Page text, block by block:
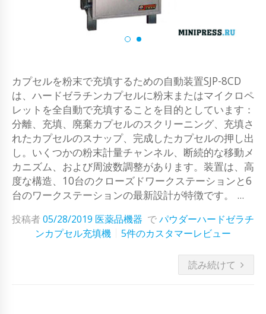
カプセルを粉末で充填するための自動装置SJP-8CD
は、ハードゼラチンカプセルに粉末またはマイクロペ
レットを全自動で充填することを目的としています：
分離、充填、廃棄カプセルのスクリーニング、充填さ
れたカプセルのスナップ、完成したカプセルの押し出
し。いくつかの粉末計量チャンネル、断続的な移動メ
カニズム、および周波数調整があります。装置は、高
度な構造、10台のクローズドワークステーションと6
台のワークステーションの最新設計が特徴です。 ...
投稿者05/28/2019 医薬品機器 でパウダーハードゼラチ
ンカプセル充填機
5件のカスタマーレビュー
読み続けて